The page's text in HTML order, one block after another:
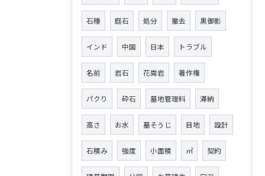
石種 庭石 処分 撤去 黒御影
インド 中国 日本 トラブル
名前 岩石 花崗岩 著作権
パクり 砕石 墓地管理料 滞納
高さ お水 墓そうじ 目地 設計
石積み 強度 小面積 ㎡ 契約